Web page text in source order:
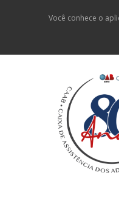
Você conhece o